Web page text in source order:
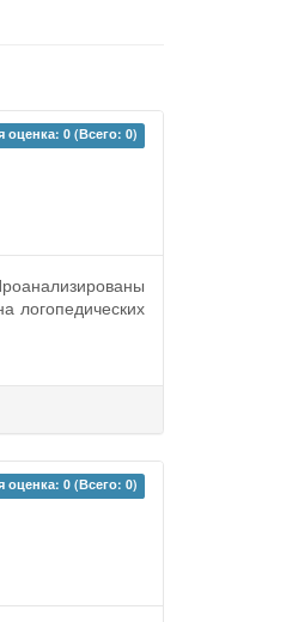
оценка: 0 (Всего: 0)
логопедических
оценка: 0 (Всего: 0)